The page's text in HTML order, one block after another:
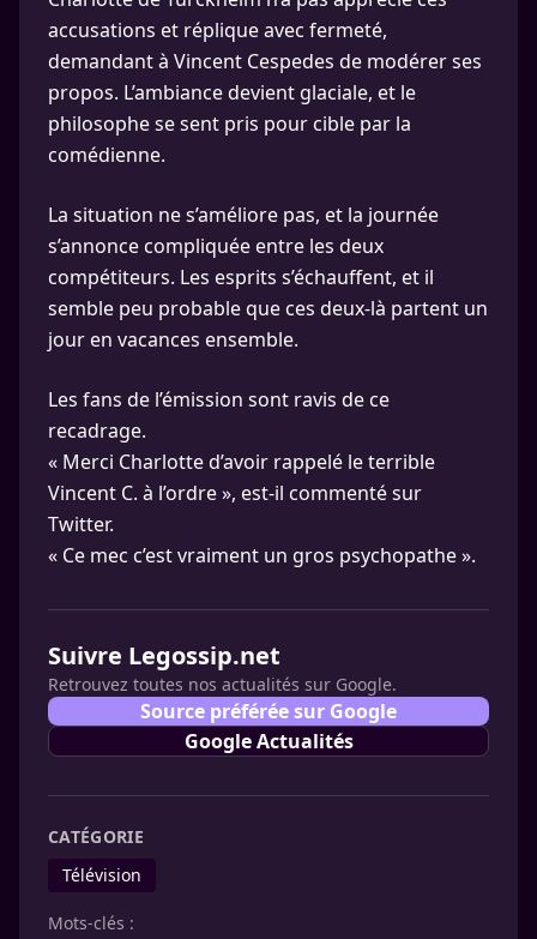
accusations et réplique avec fermeté,
demandant à Vincent Cespedes de modérer ses
propos. L’ambiance devient glaciale, et le
philosophe se sent pris pour cible par la
comédienne.
La situation ne s’améliore pas, et la journée
s’annonce compliquée entre les deux
compétiteurs. Les esprits s’échauffent, et il
semble peu probable que ces deux-là partent un
jour en vacances ensemble.
Les fans de l’émission sont ravis de ce
recadrage.
« Merci Charlotte d’avoir rappelé le terrible
Vincent C. à l’ordre », est-il commenté sur
Twitter.
« Ce mec c’est vraiment un gros psychopathe ».
Suivre Legossip.net
Retrouvez toutes nos actualités sur Google.
Source préférée sur Google
Google Actualités
CATÉGORIE
Télévision
Mots-clés :